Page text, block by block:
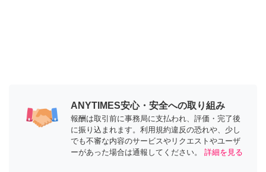
ANYTIMES安心・安全への取り組み
報酬は取引前に事務局に支払われ、評価・完了後
に振り込まれます。利用規約違反の恐れや、少し
でも不審な内容のサービスやリクエストやユーザ
ーがあった場合は通報してください。
詳細を見る